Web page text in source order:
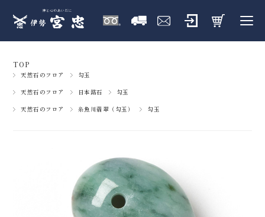
TOP
天然石のフロア 勾玉
天然石のフロア 日本銘石 勾玉
天然石のフロア 糸魚川翡翠（勾玉） 勾玉